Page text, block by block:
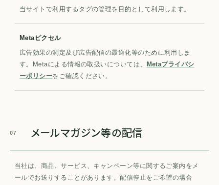
当サイトで利用するタグの管理を目的として利用します。
Metaピクセル
広告効果の測定及び広告配信の最適化等のために利用しま
す。Metaによる情報の取扱いについては、
Metaプライバシ
ーポリシーをご確認ください。
07 メールマガジン等の配信
当社は、商品、サービス、キャンペーン等に関するご案内をメ
ールでお送りすることがあります。配信停止をご希望の場合